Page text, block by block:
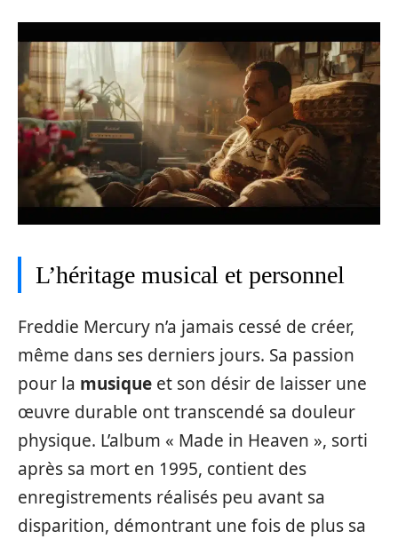
L’héritage musical et personnel
Freddie Mercury n’a jamais cessé de créer,
même dans ses derniers jours. Sa passion
pour la musique et son désir de laisser une
œuvre durable ont transcendé sa douleur
physique. L’album « Made in Heaven », sorti
après sa mort en 1995, contient des
enregistrements réalisés peu avant sa
disparition, démontrant une fois de plus sa